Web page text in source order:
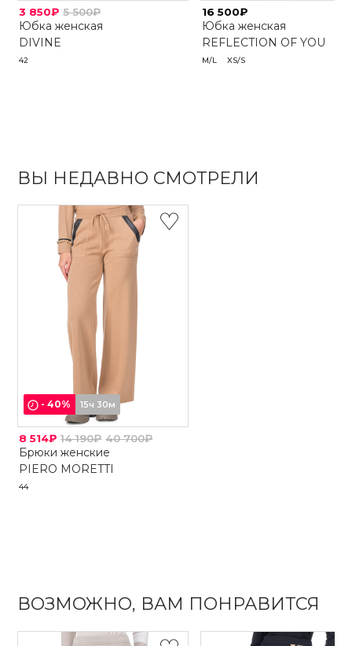
3 850₽ 5 500₽
Юбка женская
DIVINE
42
16 500₽
Юбка женская
REFLECTION OF YOU
M/L XS/S
ВЫ НЕДАВНО СМОТРЕЛИ
-40% 15ч 30м
8 514₽ 14 190₽ 40 700₽
Брюки женские
PIERO MORETTI
44
ВОЗМОЖНО, ВАМ ПОНРАВИТСЯ